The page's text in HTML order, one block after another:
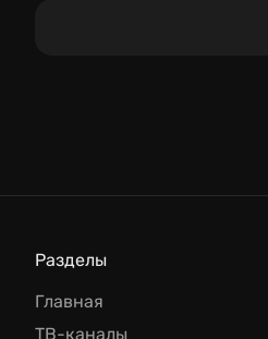
Разделы
Главная
ТВ-каналы